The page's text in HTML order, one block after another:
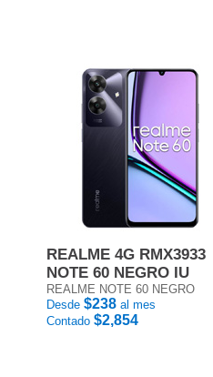
REALME 4G RMX3933
NOTE 60 NEGRO IU
REALME NOTE 60 NEGRO
Desde $238 al mes
Contado $2,854